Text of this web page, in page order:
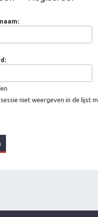
niet weergeven in de lijst